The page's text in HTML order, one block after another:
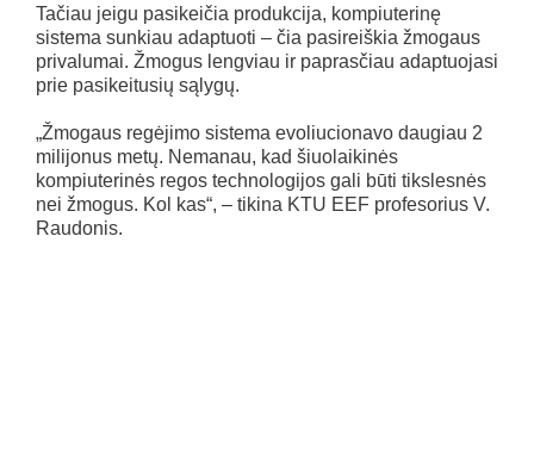
Tačiau jeigu pasikeičia produkcija, kompiuterinę
sistema sunkiau adaptuoti – čia pasireiškia žmogaus
privalumai. Žmogus lengviau ir paprasčiau adaptuojasi
prie pasikeitusių sąlygų.
„Žmogaus regėjimo sistema evoliucionavo daugiau 2
milijonus metų. Nemanau, kad šiuolaikinės
kompiuterinės regos technologijos gali būti tikslesnės
nei žmogus. Kol kas“, – tikina KTU EEF profesorius V.
Raudonis.